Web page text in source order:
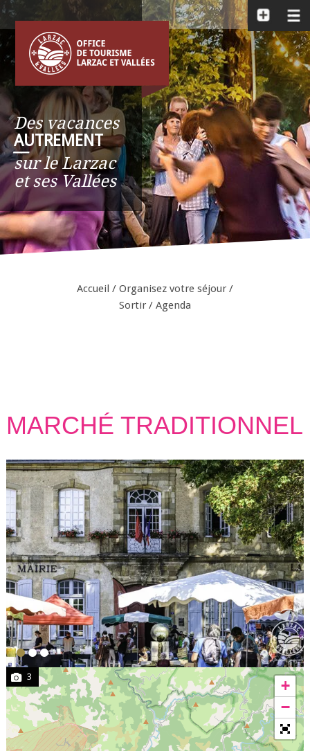
Des vacances
AUTREMENT
__
sur le Larzac
et ses Vallées
Accueil / Organisez votre séjour /
Sortir / Agenda
MARCHÉ TRADITIONNEL
3
+
−